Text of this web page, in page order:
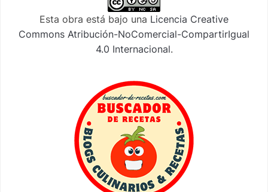
Esta obra está bajo una Licencia Creative
Commons Atribución-NoComercial-CompartirIgual
4.0 Internacional.